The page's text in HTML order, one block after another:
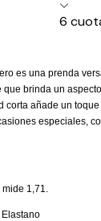
6
es una prenda
que brinda un
corta añade un
especiales,
mide 1,71.